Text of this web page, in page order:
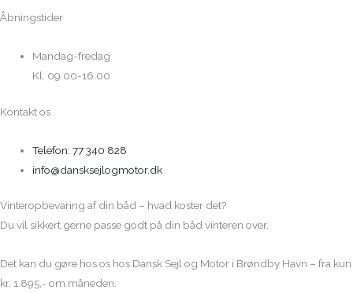
Åbningstider
Mandag-fredag
Kl. 09.00-16.00
Kontakt os
Telefon: 77 340 828
info@dansksejlogmotor.dk
Vinteropbevaring af din båd – hvad koster det?
Du vil sikkert gerne passe godt på din båd vinteren over.
Det kan du gøre hos os hos Dansk Sejl og Motor i Brøndby Havn – fra kun
kr. 1.895,- om måneden.